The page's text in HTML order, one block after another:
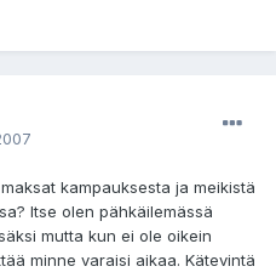
kampauksesta ja meikistä
Itse olen pähkäilemässä
mutta kun ei ole oikein
minne varaisi aikaa. Kätevintä